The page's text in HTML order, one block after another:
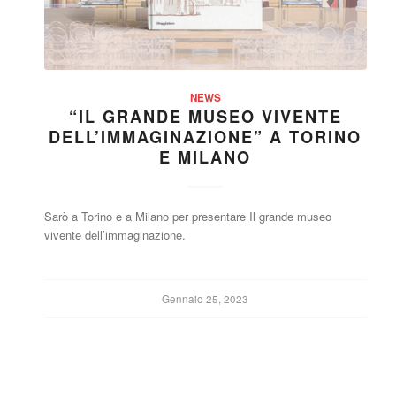
NEWS
“IL GRANDE MUSEO VIVENTE
DELL’IMMAGINAZIONE” A TORINO
E MILANO
Sarò a Torino e a Milano per presentare Il grande museo
vivente dell’immaginazione.
Gennaio 25, 2023